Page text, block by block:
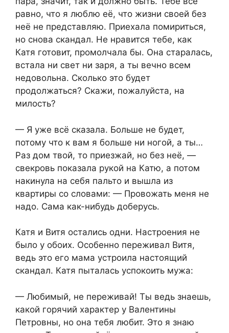
равно, что я люблю её, что жизни своей без
неё не представляю. Приехала помириться,
но снова скандал. Не нравится тебе, как
Катя готовит, промолчала бы. Она старалась,
встала ни свет ни заря, а ты вечно всем
недовольна. Сколько это будет
продолжаться? Скажи, пожалуйста, на
милость?
— Я уже всё сказала. Больше не будет,
потому что к вам я больше ни ногой, а ты…
Раз дом твой, то приезжай, но без неё, —
свекровь показала рукой на Катю, а потом
накинула на себя пальто и вышла из
квартиры со словами: — Провожать меня не
надо. Сама как-нибудь доберусь.
Катя и Витя остались одни. Настроения не
было у обоих. Особенно переживал Витя,
ведь это его мама устроила настоящий
скандал. Катя пыталась успокоить мужа:
— Любимый, не переживай! Ты ведь знаешь,
какой горячий характер у Валентины
Петровны, но она тебя любит. Это я знаю